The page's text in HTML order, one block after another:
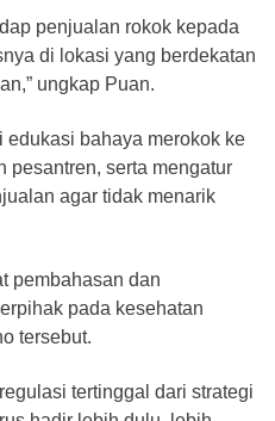
penjualan rokok kepada
di lokasi yang berdekatan
ungkap Puan.
edukasi bahaya merokok ke
pesantren, serta mengatur
agar tidak menarik
pembahasan dan
pada kesehatan
tersebut.
tertinggal dari strategi